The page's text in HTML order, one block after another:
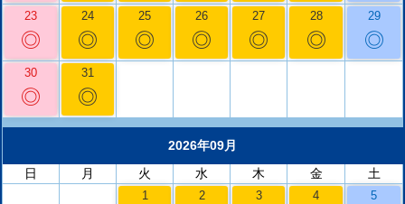
23
◎
24
◎
25
◎
26
◎
27
◎
28
◎
29
◎
30
◎
31
◎
2026年09月
日
月 火 水 木 金 土
1 2 3 4 5